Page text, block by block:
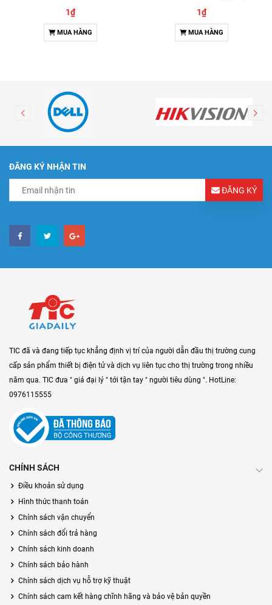
1₫
MUA HÀNG
1₫
MUA HÀNG
ĐĂNG KÝ NHẬN TIN
ĐĂNG KÝ
TIC đã và đang tiếp tục khẳng định vị trí của người dẫn đầu thị trường cung
cấp sản phẩm thiết bị điện tử và dịch vụ liên tục cho thị trường trong nhiều
năm qua. TIC đưa " giá đại lý " tới tận tay " người tiêu dùng ". HotLine:
0976115555
CHÍNH SÁCH
Điều khoản sử dụng
Hình thức thanh toán
Chính sách vận chuyển
Chính sách đổi trả hàng
Chính sách kinh doanh
Chính sách bảo hành
Chính sách dịch vụ hỗ trợ kỹ thuật
Chính sách cam kết hàng chĩnh hãng và bảo vệ bản quyền